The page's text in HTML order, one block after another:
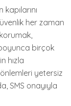
her zaman
birçok
hızla
yetersiz
SMS onayıyla